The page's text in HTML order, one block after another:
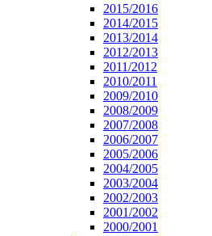
2015/2016
2014/2015
2013/2014
2012/2013
2011/2012
2010/2011
2009/2010
2008/2009
2007/2008
2006/2007
2005/2006
2004/2005
2003/2004
2002/2003
2001/2002
2000/2001